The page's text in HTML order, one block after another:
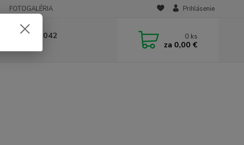
FOTOGALÉRIA Prihlásenie
0948 236 042 0 ks
za 0,00 €